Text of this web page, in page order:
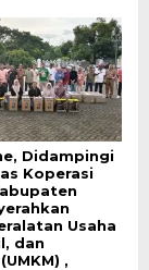
Didampingi
Koperasi
Usaha
dan
,